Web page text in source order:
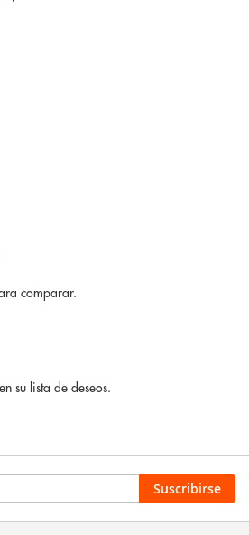
comparar.
su lista de deseos.
Suscribirse